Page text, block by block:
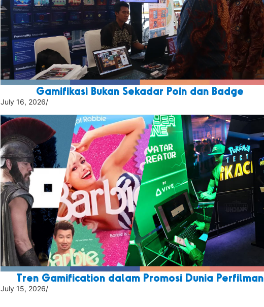
Gamifikasi Bukan Sekadar Poin dan Badge
July 16, 2026/
Tren Gamification dalam Promosi Dunia Perfilman
July 15, 2026/